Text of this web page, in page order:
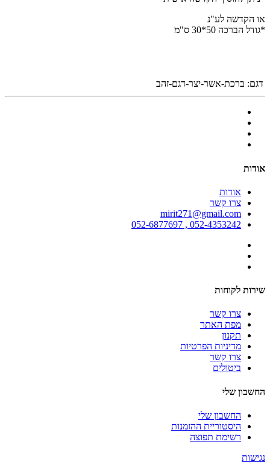
או הקדשה לע"נ
*גודל הברכה 50*30 ס"מ
דגם: ברכת-אשר-יצר-דגם-זהב
אודות
אודות
צרו קשר
mirit271@gmail.com
052-4353242 , 052-6877697
שירות לקוחות
צרו קשר
מפת האתר
תקנון
מדיניות הפרטיות
צרו קשר
ביטולים
החשבון שלי
החשבון שלי
היסטוריית ההזמנות
רשימת תפוצה
נגישות